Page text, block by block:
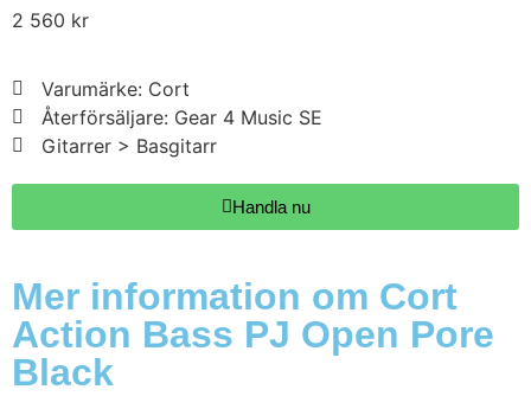
2 560 kr
Varumärke: Cort
Återförsäljare: Gear 4 Music SE
Gitarrer > Basgitarr
Handla nu
Mer information om Cort
Action Bass PJ Open Pore
Black